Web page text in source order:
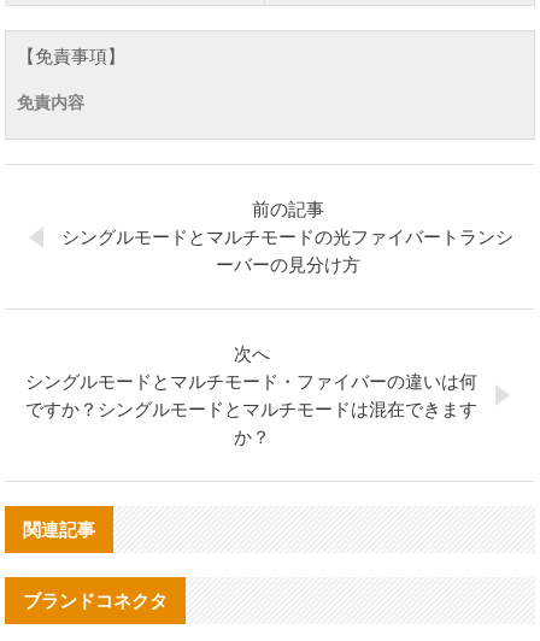
【免責事項】
免責内容
前の記事
シングルモードとマルチモードの光ファイバートランシ
ーバーの見分け方
次へ
シングルモードとマルチモード・ファイバーの違いは何
ですか？シングルモードとマルチモードは混在できます
か？
関連記事
ブランドコネクタ